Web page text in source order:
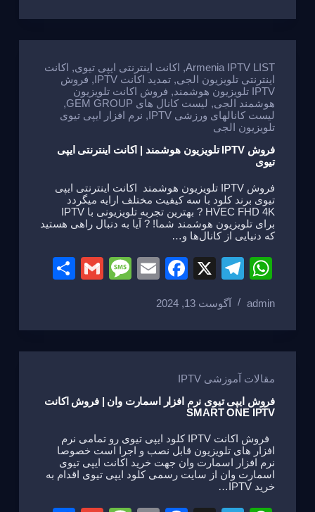
s
A
p
p
gr
a
m
e
b
o
o
k
a
g
e
e
Armenia IPTV LIST
, اکانت اینترنتی ایپی تیوی, اکانت
اینترنتی تلویزیون الجی, تمدید اکانت IPTV , فروش
IPTV تلویزیون هوشمند
, فروش اکانت تلویزیون
هوشمند الجی, لیست کانال های GEM GROUP
,
لیست کانالهای ورزشی IPTV
, نرم افزار ایپی تیوی
تلویزیون الجی
فروش IPTV تلویزیون هوشمند | اکانت اینترنتی ایپی
تیوی
فروش IPTV تلویزیون هوشمند اکانت اینترنتی ایپی
تیوی برند کلود با سه کیفیت مختلف ارایه میگردد
HVEC FHD 4K ? بهترین تجربه تلویزیونی با IPTV
برای تلویزیون هوشمند شما! ? آیا به دنبال راهی هستید
که دنیایی از کانال‌ها و…
W
at
s
A
p
p
T
e
gr
a
m
X
F
c
e
b
o
E
M
a
g
G
e
admin آگوست 13, 2024
مقالات آموزشی IPTV
فروش ایپی تیوی نرم افزار اسمارت وان | فروش اکانت
SMART ONE IPTV
فروش اکانت IPTV کلود ایپی تیوی رو تمامی نرم
افزار های تلویزیون قابل نصب و اجرا است خصوصا
نرم افزار اسمارت وان جهت خرید اکانت ایپی تیوی
اسمارت وان از سایت رسمی کلود ایپی تیوی اقدام به
خرید IPTV…